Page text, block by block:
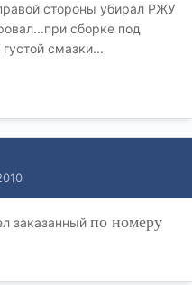
стороны убирал РЖУ
сборке под
смазки...
заказанный по номеру